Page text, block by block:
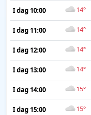
I dag 10:00 14°
I dag 11:00 14°
I dag 12:00 14°
I dag 13:00 14°
I dag 14:00 15°
I dag 15:00 15°